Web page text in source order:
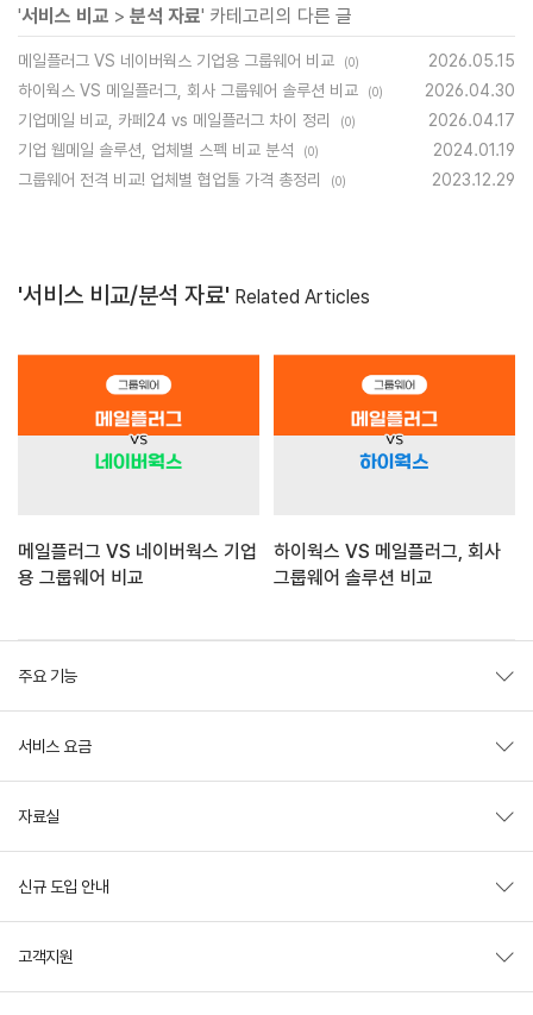
'서비스 비교 > 분석 자료' 카테고리의 다른 글
메일플러그 VS 네이버웍스 기업용 그룹웨어 비교 (0)
2026.05.15
하이웍스 VS 메일플러그, 회사 그룹웨어 솔루션 비교
(0)
2026.04.30
기업메일 비교, 카페24 vs 메일플러그 차이 정리
(0)
2026.04.17
기업 웹메일 솔루션, 업체별 스펙 비교 분석
(0)
2024.01.19
그룹웨어 전격 비교! 업체별 협업툴 가격 총정리
(0) 2023.12.29
'서비스 비교/분석 자료' Related Articles
메일플러그 VS 네이버웍스 기업
용 그룹웨어 비교
하이웍스 VS 메일플러그, 회사
그룹웨어 솔루션 비교
주요 기능
서비스 요금
자료실
신규 도입 안내
고객지원